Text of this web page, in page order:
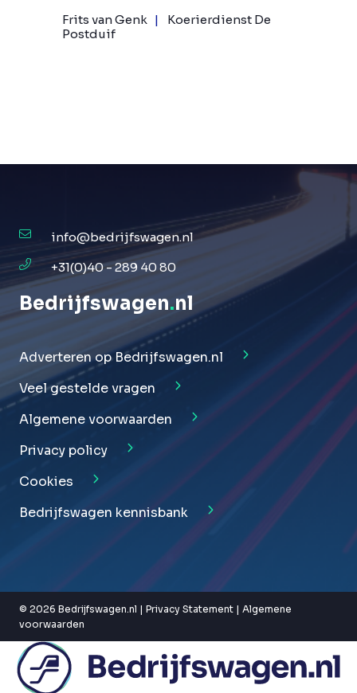
Frits van Genk
Koerierdienst De
Postduif
info@bedrijfswagen.nl
+31(0)40 - 289 40 80
Bedrijfswagen.nl
Adverteren op Bedrijfswagen.nl
Veel gestelde vragen
Algemene voorwaarden
Privacy policy
Cookies
Bedrijfswagen kennisbank
© 2026 Bedrijfswagen.nl | Privacy Statement | Algemene
voorwaarden